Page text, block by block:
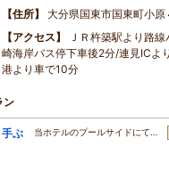
住所
大分県国東市国東町小原
アクセス
ＪＲ杵築駅より路
崎海岸バス停下車後2分/連見ICよ
港より車で10分
ン
手ぶ
当ホテルのプールサイドにて…